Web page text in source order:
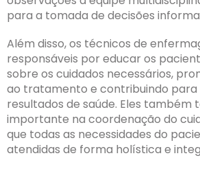
para a tomada de decisões
Além disso, os técnicos de
responsáveis por educar os
sobre os cuidados necessários,
ao tratamento e contribuindo para
resultados de saúde. Eles também
importante na coordenação do
que todas as necessidades do
atendidas de forma holística e